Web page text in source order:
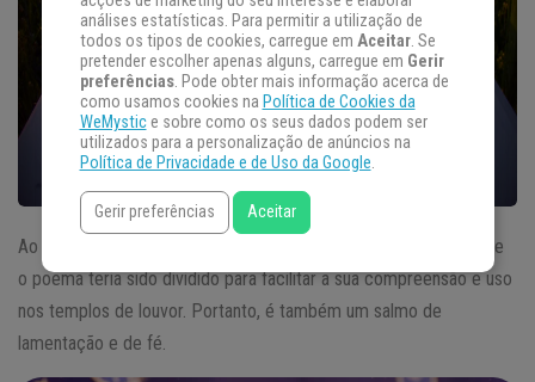
Ao que tudo indica o
43 é uma continuação do Salmo 42 e
o poema teria sido dividido para facilitar a sua compreensão e uso
nos templos de louvor. Portanto, é também um salmo de
lamentação e de fé.
análises estatísticas. Para permitir a utilização de
todos os tipos de cookies, carregue em Aceitar. Se
pretender escolher apenas alguns, carregue em Gerir
preferências. Pode obter mais informação acerca de
como usamos cookies na Política de Cookies da
WeMystice sobre como os seus dados podem ser
utilizados para a personalização de anúncios na
Política de Privacidade e de Uso da Google.
Gerir preferências Aceitar